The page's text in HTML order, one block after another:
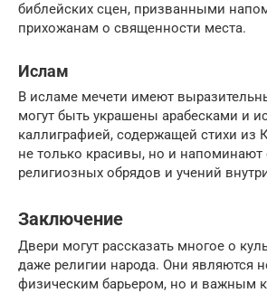
библейских сцен, призванными
прихожанам о священности места.
Ислам
В исламе мечети имеют
могут быть украшены арабесками и
каллиграфией, содержащей стихи из
не только красивы, но и напоминают
религиозных обрядов и учений
Заключение
Двери могут рассказать многое о
даже религии народа. Они являются
физическим барьером, но и важным